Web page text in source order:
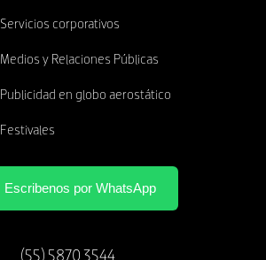
Servicios corporativos
Medios y Relaciones Públicas
Publicidad en globo aerostático
Festivales